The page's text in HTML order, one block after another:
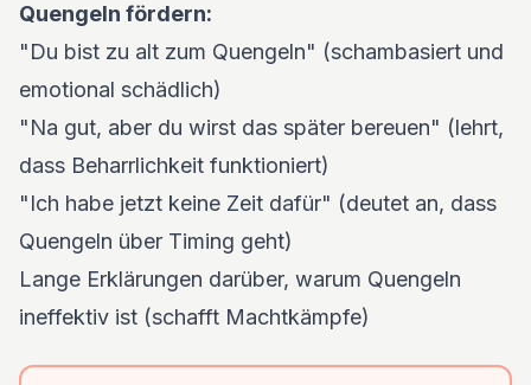
Quengeln fördern:
"Du bist zu alt zum Quengeln" (schambasiert und
emotional schädlich)
"Na gut, aber du wirst das später bereuen" (lehrt,
dass Beharrlichkeit funktioniert)
"Ich habe jetzt keine Zeit dafür" (deutet an, dass
Quengeln über Timing geht)
Lange Erklärungen darüber, warum Quengeln
ineffektiv ist (schafft Machtkämpfe)